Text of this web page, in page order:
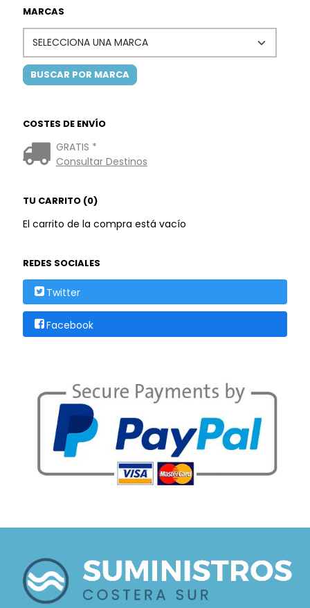
MARCAS
COSTES DE ENVÍO
GRATIS *
Consultar Destinos
TU CARRITO (0)
El carrito de la compra está vacío
REDES SOCIALES
Twitter
Facebook